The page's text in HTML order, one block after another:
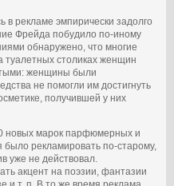
в рекламе эмпирически задолго
Фрейда побудило по-иному
обнаружено, что многие
туалетных столиках женщин
женщины были
не помогли им достигнуть
получившей у них
новых марок парфюмерных и
было рекламировать по-старому,
уже не действовал.
акцент на поэзии, фантазии